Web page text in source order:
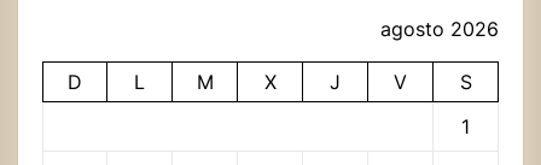
agosto 2026
D L M X J V
S
1